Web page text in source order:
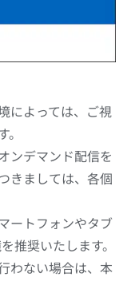
によっては、ご視
ンデマンド配信を
きましては、各個
ートフォンやタブ
推奨いたします。
わない場合は、本